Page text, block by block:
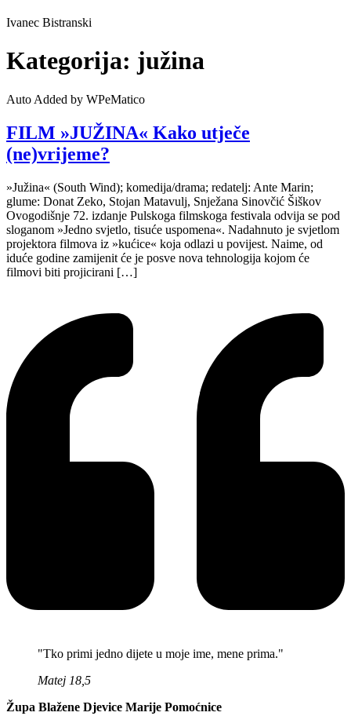
Ivanec Bistranski
Kategorija: južina
Auto Added by WPeMatico
FILM »JUŽINA« Kako utječe
(ne)vrijeme?
»Južina« (South Wind); komedija/drama; redatelj: Ante Marin;
glume: Donat Zeko, Stojan Matavulj, Snježana Sinovčić Šiškov
Ovogodišnje 72. izdanje Pulskoga filmskoga festivala odvija se pod
sloganom »Jedno svjetlo, tisuće uspomena«. Nadahnuto je svjetlom
projektora filmova iz »kućice« koja odlazi u povijest. Naime, od
iduće godine zamijenit će je posve nova tehnologija kojom će
filmovi biti projicirani […]
"Tko primi jedno dijete u moje ime, mene prima."
Matej 18,5
Župa Blažene Djevice Marije Pomoćnice